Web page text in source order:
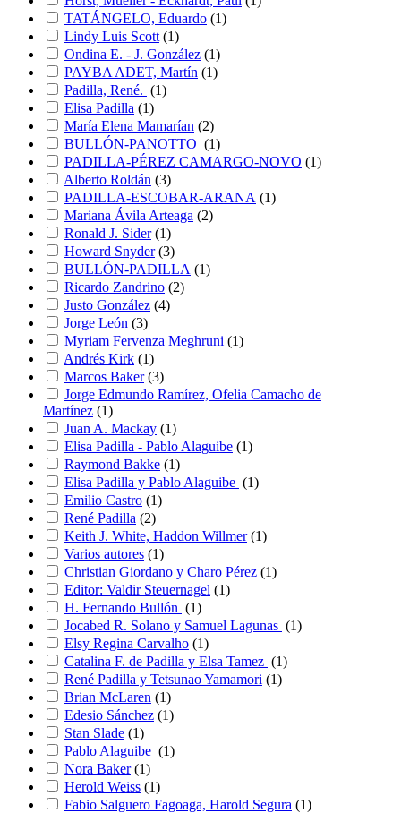
TATÁNGELO, Eduardo (1)
Lindy Luis Scott (1)
Ondina E. - J. González (1)
PAYBA ADET, Martín (1)
Padilla, René. (1)
Elisa Padilla (1)
María Elena Mamarían (2)
BULLÓN-PANOTTO (1)
PADILLA-PÉREZ CAMARGO-NOVO (1)
Alberto Roldán (3)
PADILLA-ESCOBAR-ARANA (1)
Mariana Ávila Arteaga (2)
Ronald J. Sider (1)
Howard Snyder (3)
BULLÓN-PADILLA (1)
Ricardo Zandrino (2)
Justo González (4)
Jorge León (3)
Myriam Fervenza Meghruni (1)
Andrés Kirk (1)
Marcos Baker (3)
Jorge Edmundo Ramírez, Ofelia Camacho de
Martínez (1)
Juan A. Mackay (1)
Elisa Padilla - Pablo Alaguibe (1)
Raymond Bakke (1)
Elisa Padilla y Pablo Alaguibe (1)
Emilio Castro (1)
René Padilla (2)
Keith J. White, Haddon Willmer (1)
Varios autores (1)
Christian Giordano y Charo Pérez (1)
Editor: Valdir Steuernagel (1)
H. Fernando Bullón (1)
Jocabed R. Solano y Samuel Lagunas (1)
Elsy Regina Carvalho (1)
Catalina F. de Padilla y Elsa Tamez (1)
René Padilla y Tetsunao Yamamori (1)
Brian McLaren (1)
Edesio Sánchez (1)
Stan Slade (1)
Pablo Alaguibe (1)
Nora Baker (1)
Herold Weiss (1)
Fabio Salguero Fagoaga, Harold Segura (1)